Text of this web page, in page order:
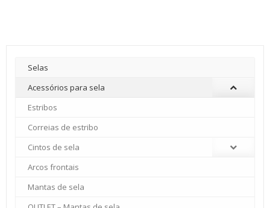
Selas
Acessórios para sela
Estribos
Correias de estribo
Cintos de sela
Arcos frontais
Mantas de sela